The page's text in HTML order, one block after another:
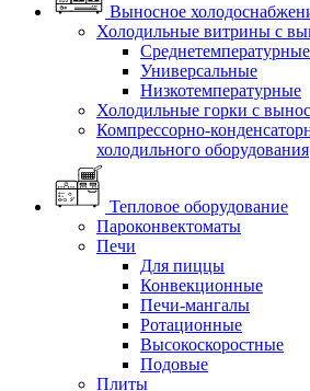
Выносное
Холодильные витрины с
Среднетемпературные
Универсальные
Низкотемпературные
Холодильные горки с
Компрессорно-
холодильного оборудования
Тепловое оборудование
Пароконвектоматы
Печи
Для пиццы
Конвекционные
Печи-мангалы
Ротационные
Высокоскоростные
Подовые
Плиты